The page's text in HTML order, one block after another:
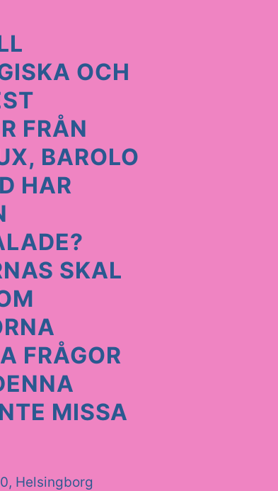
OCH
FRÅN
BAROLO
HAR
SKAL
FRÅGOR
MISSA
Helsingborg